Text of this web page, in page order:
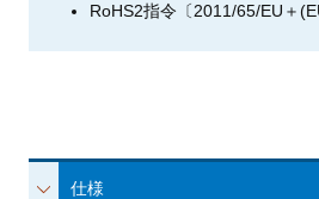
RoHS2指令〔2011/65/EU＋
仕様